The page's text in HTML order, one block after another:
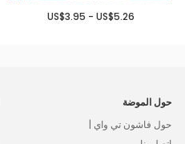
US$3.95 - US$5.26
حول الموضة
حول فاشون تي واي |